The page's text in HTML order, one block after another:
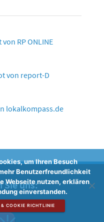
RP ONLINE
von report-D
lokalkompass.de
Sie uns:
um Ihren Besuch
Benutzerfreundlichkeit
Webseite nutzen, erklären
einverstanden.
COOKIE RICHTLINIE